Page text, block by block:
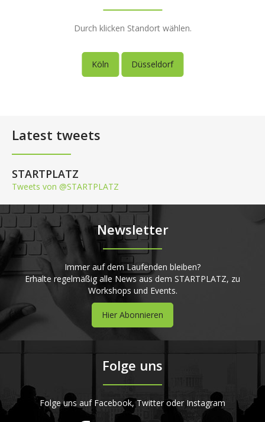
Durch klicken Standort wählen.
Köln Düsseldorf
Latest tweets
STARTPLATZ
Tweets von @STARTPLATZ
Newsletter
Immer auf dem Laufenden bleiben?
Erhalte regelmäßig alle News aus dem STARTPLATZ, zu
Workshops und Events.
Hier Abonnieren
Folge uns
Folge uns auf Facebook, Twitter oder Instagram